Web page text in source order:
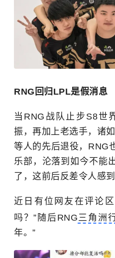
RNG回归LPL是假消息
当RNG战队止步S8世
振，再加上老选手，诸
等人的先后退役，RNG
乐部，沦落到如今不能
了，这前后反差令人感
近日有位网友在评论
吗？”随后RNG三角洲
年。”